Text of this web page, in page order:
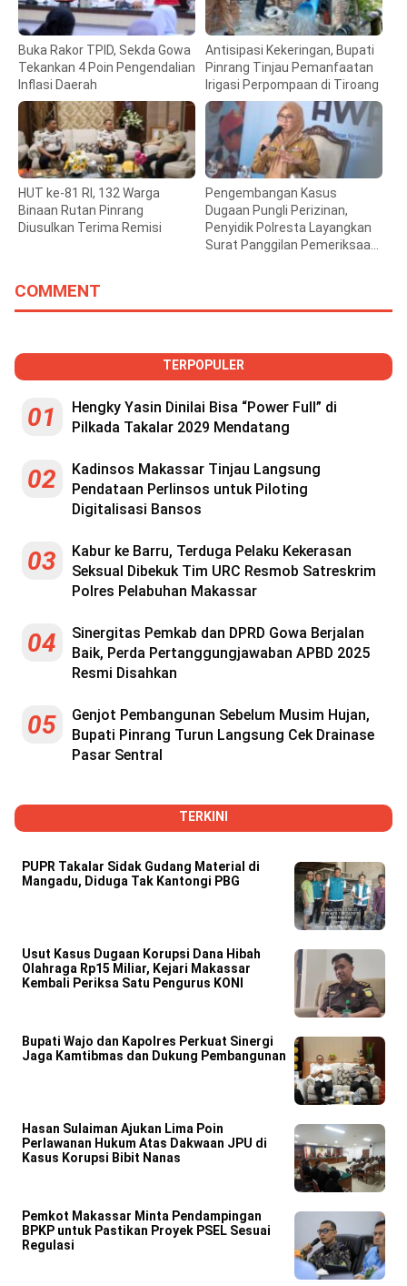
Buka Rakor TPID, Sekda Gowa
Tekankan 4 Poin Pengendalian
Inflasi Daerah
Antisipasi Kekeringan, Bupati
Pinrang Tinjau Pemanfaatan
Irigasi Perpompaan di Tiroang
HUT ke-81 RI, 132 Warga
Binaan Rutan Pinrang
Diusulkan Terima Remisi
Pengembangan Kasus
Dugaan Pungli Perizinan,
Penyidik Polresta Layangkan
Surat Panggilan Pemeriksaan
COMMENT
TERPOPULER
01
Hengky Yasin Dinilai Bisa “Power Full” di
Pilkada Takalar 2029 Mendatang
02
Kadinsos Makassar Tinjau Langsung
Pendataan Perlinsos untuk Piloting
Digitalisasi Bansos
03
Kabur ke Barru, Terduga Pelaku Kekerasan
Seksual Dibekuk Tim URC Resmob Satreskrim
Polres Pelabuhan Makassar
04
Sinergitas Pemkab dan DPRD Gowa Berjalan
Baik, Perda Pertanggungjawaban APBD 2025
Resmi Disahkan
05
Genjot Pembangunan Sebelum Musim Hujan,
Bupati Pinrang Turun Langsung Cek Drainase
Pasar Sentral
TERKINI
PUPR Takalar Sidak Gudang Material di
Mangadu, Diduga Tak Kantongi PBG
Usut Kasus Dugaan Korupsi Dana Hibah
Olahraga Rp15 Miliar, Kejari Makassar
Kembali Periksa Satu Pengurus KONI
Bupati Wajo dan Kapolres Perkuat Sinergi
Jaga Kamtibmas dan Dukung Pembangunan
Hasan Sulaiman Ajukan Lima Poin
Perlawanan Hukum Atas Dakwaan JPU di
Kasus Korupsi Bibit Nanas
Pemkot Makassar Minta Pendampingan
BPKP untuk Pastikan Proyek PSEL Sesuai
Regulasi